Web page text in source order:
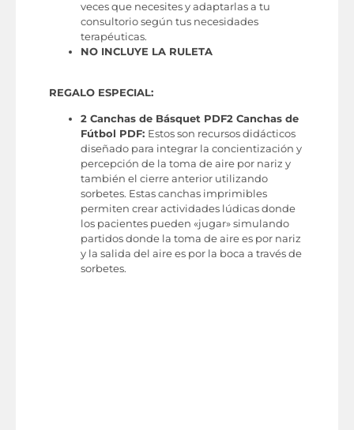
veces que necesites y adaptarlas a tu
consultorio según tus necesidades
terapéuticas.
NO INCLUYE LA RULETA
REGALO ESPECIAL:
2 Canchas de Básquet PDF2 Canchas de
Fútbol PDF: Estos son recursos didácticos
diseñado para integrar la concientización y
percepción de la toma de aire por nariz y
también el cierre anterior utilizando
sorbetes. Estas canchas imprimibles
permiten crear actividades lúdicas donde
los pacientes pueden «jugar» simulando
partidos donde la toma de aire es por nariz
y la salida del aire es por la boca a través de
sorbetes.